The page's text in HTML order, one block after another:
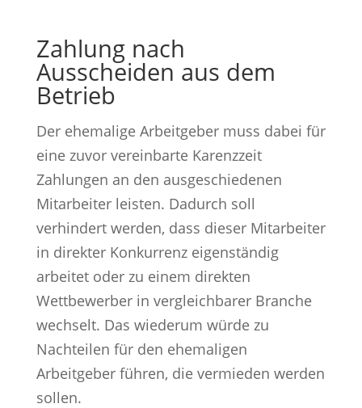
Zahlung nach
Ausscheiden aus dem
Betrieb
Der ehemalige Arbeitgeber muss dabei für
eine zuvor vereinbarte Karenzzeit
Zahlungen an den ausgeschiedenen
Mitarbeiter leisten. Dadurch soll
verhindert werden, dass dieser Mitarbeiter
in direkter Konkurrenz eigenständig
arbeitet oder zu einem direkten
Wettbewerber in vergleichbarer Branche
wechselt. Das wiederum würde zu
Nachteilen für den ehemaligen
Arbeitgeber führen, die vermieden werden
sollen.